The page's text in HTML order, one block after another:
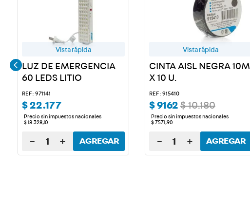
Vista rápida
LUZ DE EMERGENCIA
60 LEDS LITIO
REF: 971141
$22.177
Precio sin impuestos nacionales
$18. 328,10
＋
－ AGREGAR
Vista rápida
CINTA AISL NEGRA 10M
X 10 U.
REF: 915410
$9162 $10.180
Precio sin impuestos nacionales
$ 7571,90
＋
－ AGREGAR